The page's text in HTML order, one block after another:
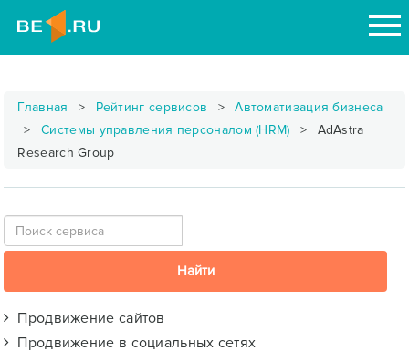
Главная Рейтинг сервисов
Автоматизация бизнеса
Системы управления персоналом (HRM)
AdAstra
Research Group
Продвижение сайтов
Продвижение в социальных сетях